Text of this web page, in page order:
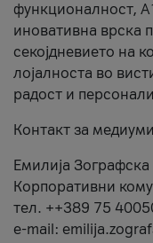
функционалност,
иновативна врска
секојдневието на
лојалноста во
радост и
Контакт за
Емилија Зографска
Корпоративни
тел. ++389 75
e-mail: